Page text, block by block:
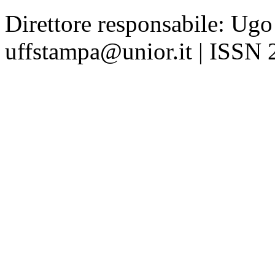
Direttore responsabile:
uffstampa@unior.it | ISSN